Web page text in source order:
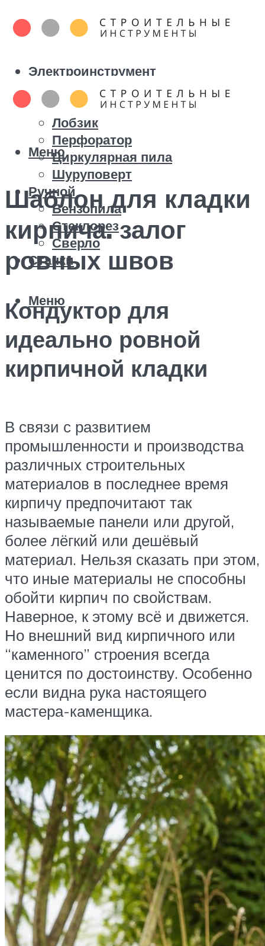
Электроинструмент
Болгарка
Дрель
Лобзик
Перфоратор
Циркулярная пила
Шуруповерт
Ручной
Бензопила
Стеклорез
Сверло
Станки
Меню
Меню
Шаблон для кладки
кирпича. залог
ровных швов
Кондуктор для
идеально ровной
кирпичной кладки
В связи с развитием
промышленности и производства
различных строительных
материалов в последнее время
кирпичу предпочитают так
называемые панели или другой,
более лёгкий или дешёвый
материал. Нельзя сказать при этом,
что иные материалы не способны
обойти кирпич по свойствам.
Наверное, к этому всё и движется.
Но внешний вид кирпичного или
“каменного” строения всегда
ценится по достоинству. Особенно
если видна рука настоящего
мастера-каменщика.